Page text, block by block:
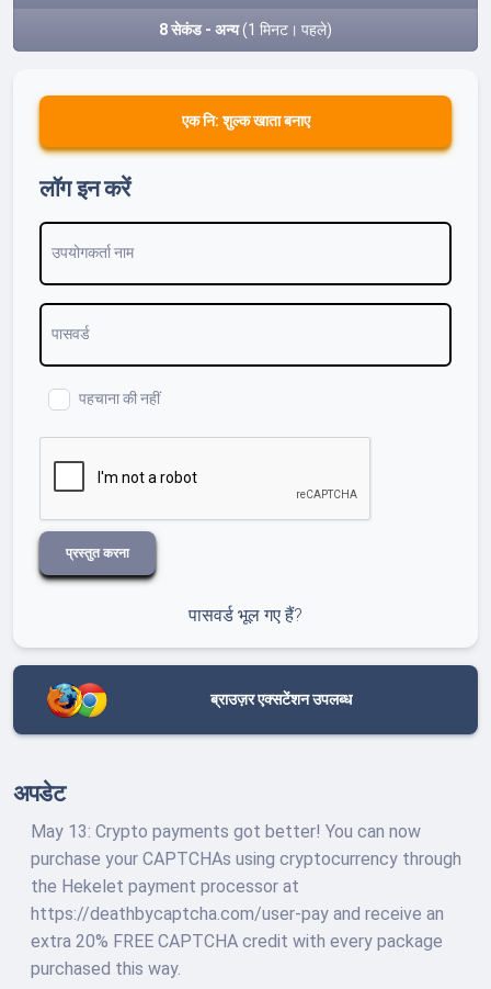
8 सेकंड - अन्य(1 मिनट। पहले)
एक नि: शुल्क खाता बनाए
लॉग इन करें
उपयोगकर्ता नाम
पासवर्ड
पहचाना की नहीं
प्रस्तुत करना
पासवर्ड भूल गए हैं?
ब्राउज़र एक्सटेंशन उपलब्ध
अपडेट
May 13: Crypto payments got better! You can now
purchase your CAPTCHAs using cryptocurrency through
the Hekelet payment processor at
https://deathbycaptcha.com/user-pay and receive an
extra 20% FREE CAPTCHA credit with every package
purchased this way.